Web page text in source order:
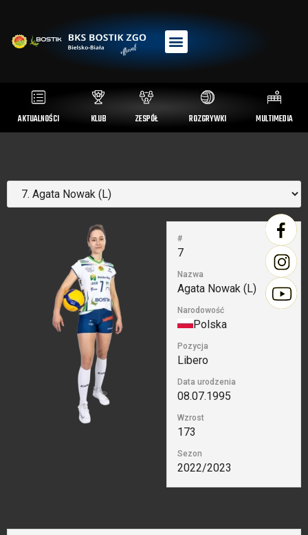
AKTUALNOŚCI KLUB ZESPÓŁ ROZGRYWKI MULTIMEDIA
#
7
Nazwa
Agata Nowak (L)
Narodowość
Polska
Pozycja
Libero
Data urodzenia
08.07.1995
Wzrost
173
Sezon
2022/2023